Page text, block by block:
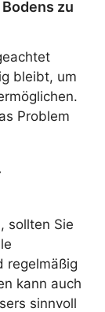
zu
bleibt, um
Problem
sollten Sie
regelmäßig
kann auch
sinnvoll